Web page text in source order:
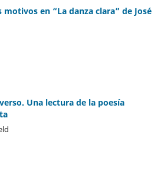
en “La danza clara” de José
Una lectura de la poesía